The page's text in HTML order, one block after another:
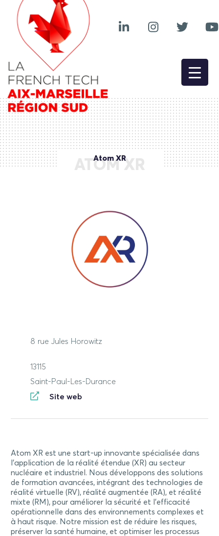
ATOM XR
Atom XR
8 rue Jules Horowitz
13115
Saint-Paul-Les-Durance
Site web
Atom XR est une start-up innovante spécialisée dans
l’application de la réalité étendue (XR) au secteur
nucléaire et industriel. Nous développons des solutions
de formation avancées, intégrant des technologies de
réalité virtuelle (RV), réalité augmentée (RA), et réalité
mixte (RM), pour améliorer la sécurité et l’efficacité
opérationnelle dans des environnements complexes et
à haut risque. Notre mission est de réduire les risques,
préserver la santé humaine, et optimiser les processus